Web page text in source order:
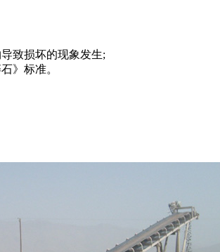
致损坏的现象发生;
》标准。